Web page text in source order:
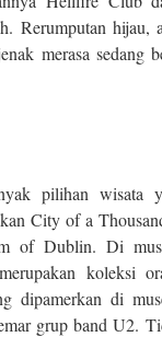
Rerumputan hijau,
merasa sedang
pilihan wisata
City of a
of Dublin. Di
koleksi
dipamerkan di
grup band U2.